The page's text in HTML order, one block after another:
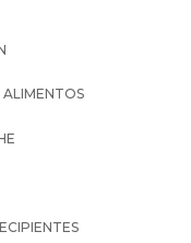
ALIMENTOS